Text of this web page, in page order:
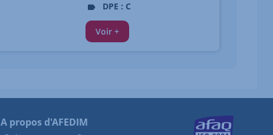
DPE : C
Voir +
A propos d'AFEDIM